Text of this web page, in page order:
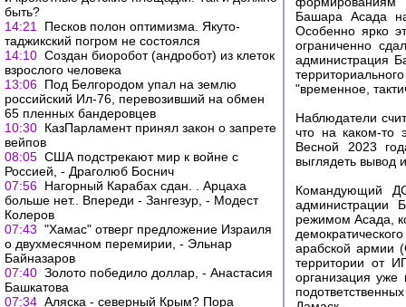
быть?
14:21
Песков полон оптимизма. Якуто-
таджикский погром не состоялся
14:10 Создан биоробот (андробот) из клеток
взрослого человека
13:06 Под Белгородом упал на землю
российский Ил-76, перевозивший на обмен
65 пленных бандеровцев
10:30 КазПарламент принял закон о запрете
вейпов
08:05 США подстрекают мир к войне с
Россией, - Драголюб Боснич
07:56 Нагорный Карабах сдан. . Арцаха
больше нет.. Впереди - Зангезур, - Модест
Колеров
07:43 "Хамас" отверг предложение Израиля
о двухмесячном перемирии, - Эльнар
Байназаров
07:40 Золото победило доллар, - Анастасия
Башкатова
07:34 Аляска - северный Крым? Пора
Башара Асада на
Особенно ярко
ограниченно
администрация
"временное,
Наблюдатели
что на каком-то
Весной 2023
выглядеть вывод
Командующий
администрации
режимом Асада,
арабской армии
территории от
организация уже